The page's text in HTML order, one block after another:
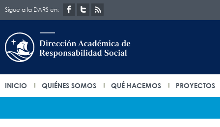
Sigue a la DARS en:
INICIO QUIÉNES SOMOS QUÉ HACEMOS PROYECTOS